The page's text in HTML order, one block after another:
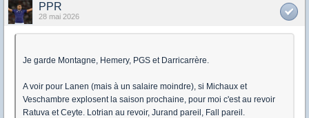
PPR
28 mai 2026
Je garde Montagne, Hemery, PGS et Darricarrère.
A voir pour Lanen (mais à un salaire moindre), si Michaux et
Veschambre explosent la saison prochaine, pour moi c'est au revoir
Ratuva et Ceyte. Lotrian au revoir, Jurand pareil, Fall pareil.